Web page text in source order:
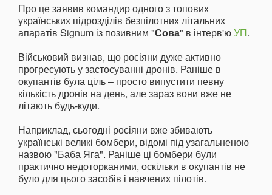
Про це заявив командир одного з топових
українських підрозділів безпілотних літальних
апаратів Signum із позивним "Сова" в інтерв'юУП.
Військовий визнав, що росіяни дуже активно
прогресують у застосуванні дронів. Раніше в
окупантів була ціль – просто випустити певну
кількість дронів на день, але зараз вони вже не
літають будь-куди.
Наприклад, сьогодні росіяни вже збивають
українські великі бомбери, відомі під узагальненою
назвою "Баба Яга". Раніше ці бомбери були
практично недоторканими, оскільки в окупантів не
було для цього засобів і навчених пілотів.